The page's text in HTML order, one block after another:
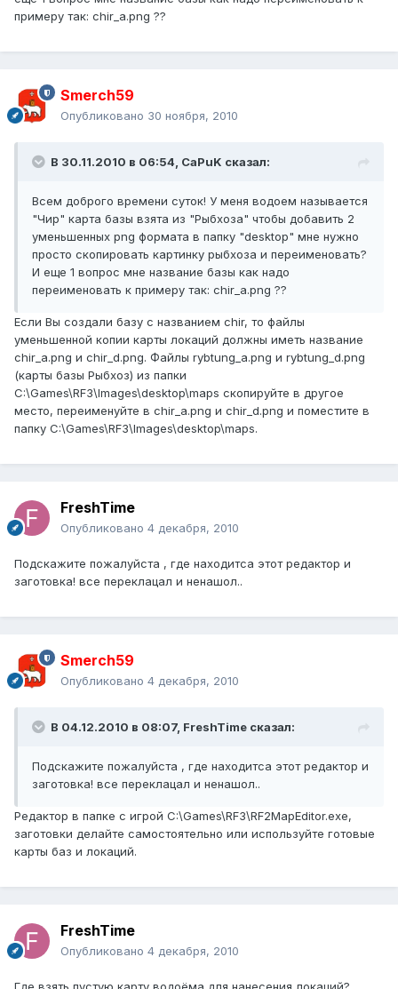
примеру так: chir_a.png ??
Smerch59
Опубликовано 30 ноября, 2010
В 30.11.2010 в 06:54, CaPuK сказал:
Всем доброго времени суток! У меня водоем называется
"Чир" карта базы взята из "Рыбхоза" чтобы добавить 2
уменьшенных png формата в папку "desktop" мне нужно
просто скопировать картинку рыбхоза и переименовать?
И еще 1 вопрос мне название базы как надо
переименовать к примеру так: chir_a.png ??
Если Вы создали базу с названием chir, то файлы
уменьшенной копии карты локаций должны иметь название
chir_a.png и chir_d.png. Файлы rybtung_a.png и rybtung_d.png
(карты базы Рыбхоз) из папки
C:\Games\RF3\Images\desktop\maps скопируйте в другое
место, переименуйте в chir_a.png и chir_d.png и поместите в
папку C:\Games\RF3\Images\desktop\maps.
FreshTime
Опубликовано 4 декабря, 2010
Подскажите пожалуйста , где находитса этот редактор и
заготовка! все переклацал и ненашол..
Smerch59
Опубликовано 4 декабря, 2010
В 04.12.2010 в 08:07, FreshTime сказал:
Подскажите пожалуйста , где находитса этот редактор и
заготовка! все переклацал и ненашол..
Редактор в папке с игрой C:\Games\RF3\RF2MapEditor.exe,
заготовки делайте самостоятельно или используйте готовые
карты баз и локаций.
FreshTime
Опубликовано 4 декабря, 2010